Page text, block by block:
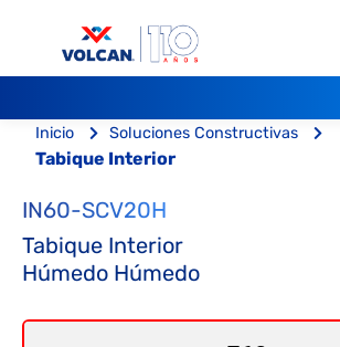
Inicio Soluciones Constructivas
Tabique Interior
IN60-SCV20H
Tabique Interior
Húmedo Húmedo